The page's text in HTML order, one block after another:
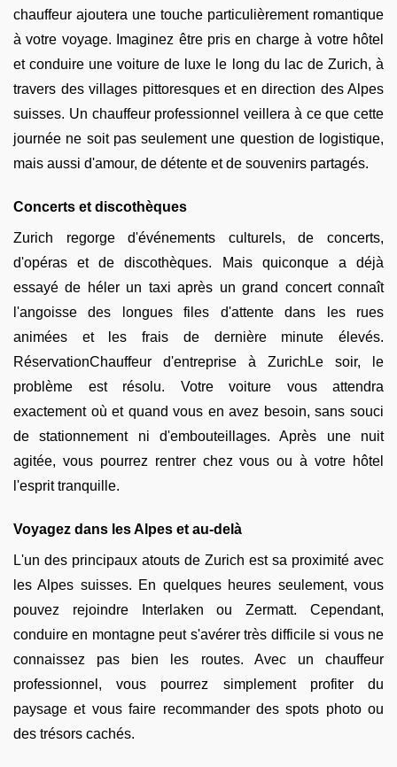
chauffeur ajoutera une touche particulièrement romantique
à votre voyage. Imaginez être pris en charge à votre hôtel
et conduire une voiture de luxe le long du lac de Zurich, à
travers des villages pittoresques et en direction des Alpes
suisses. Un chauffeur professionnel veillera à ce que cette
journée ne soit pas seulement une question de logistique,
mais aussi d'amour, de détente et de souvenirs partagés.
Concerts et discothèques
Zurich regorge d'événements culturels, de concerts,
d'opéras et de discothèques. Mais quiconque a déjà
essayé de héler un taxi après un grand concert connaît
l'angoisse des longues files d'attente dans les rues
animées et les frais de dernière minute élevés.
RéservationChauffeur d'entreprise à ZurichLe soir, le
problème est résolu. Votre voiture vous attendra
exactement où et quand vous en avez besoin, sans souci
de stationnement ni d'embouteillages. Après une nuit
agitée, vous pourrez rentrer chez vous ou à votre hôtel
l'esprit tranquille.
Voyagez dans les Alpes et au-delà
L'un des principaux atouts de Zurich est sa proximité avec
les Alpes suisses. En quelques heures seulement, vous
pouvez rejoindre Interlaken ou Zermatt. Cependant,
conduire en montagne peut s'avérer très difficile si vous ne
connaissez pas bien les routes. Avec un chauffeur
professionnel, vous pourrez simplement profiter du
paysage et vous faire recommander des spots photo ou
des trésors cachés.